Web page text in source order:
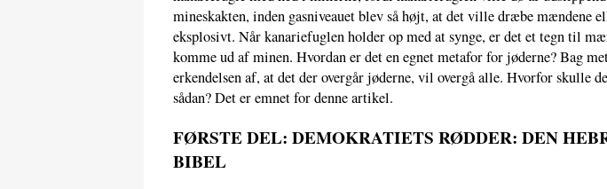
mineskakten, inden gasniveauet blev så højt, at det ville dræbe mændene
eksplosivt. Når kanariefuglen holder op med at synge, er det et tegn til
komme ud af minen. Hvordan er det en egnet metafor for jøderne? Bag
erkendelsen af, at det der overgår jøderne, vil overgå alle. Hvorfor skulle
sådan? Det er emnet for denne artikel.
FØRSTE DEL: DEMOKRATIETS RØDDER: DEN
BIBEL